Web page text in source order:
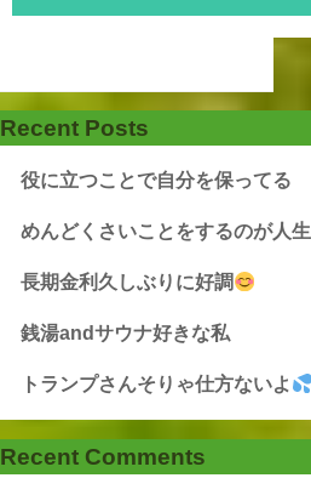
Recent Posts
役に立つことで自分を保ってる
めんどくさいことをするのが人生
長期金利久しぶりに好調
銭湯andサウナ好きな私
トランプさんそりゃ仕方ないよ
Recent Comments